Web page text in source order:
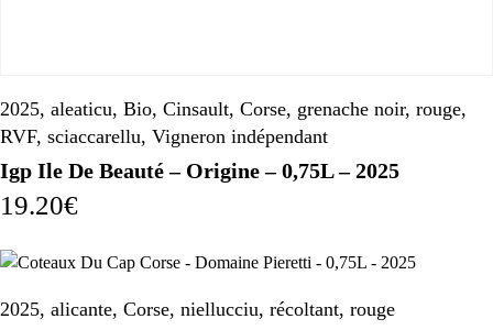
2025, aleaticu, Bio, Cinsault, Corse, grenache noir, rouge,
RVF, sciaccarellu, Vigneron indépendant
Igp Ile De Beauté – Origine – 0,75L – 2025
19.20€
2025, alicante, Corse, niellucciu, récoltant, rouge